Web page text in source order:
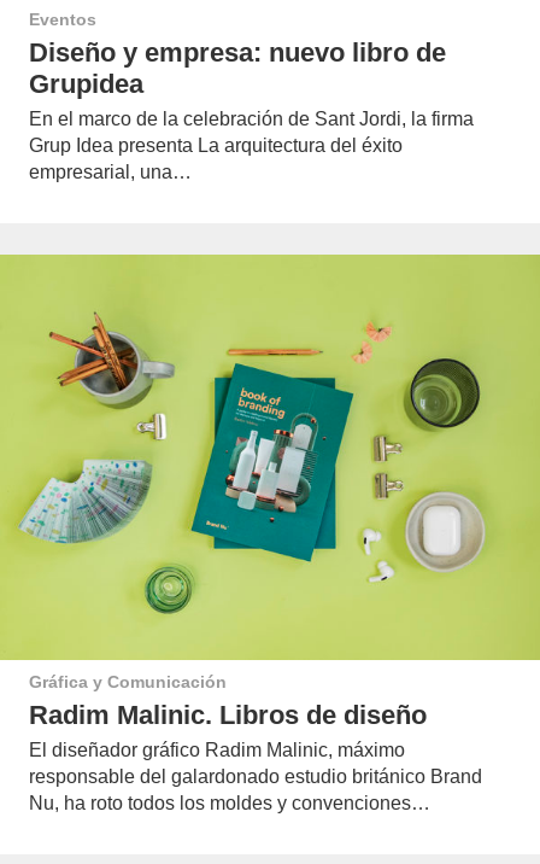
Eventos
Diseño y empresa: nuevo libro de
Grupidea
En el marco de la celebración de Sant Jordi, la firma
Grup Idea presenta La arquitectura del éxito
empresarial, una…
Gráfica y Comunicación
Radim Malinic. Libros de diseño
El diseñador gráfico Radim Malinic, máximo
responsable del galardonado estudio británico Brand
Nu, ha roto todos los moldes y convenciones…